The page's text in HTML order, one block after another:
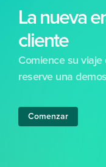
La nueva
cliente
Comience su
reserve una
Comenzar